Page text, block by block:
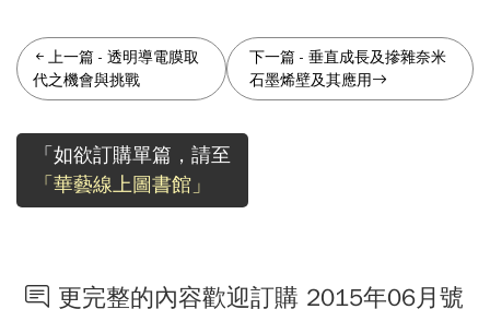
上一篇 - 透明導電膜取
代之機會與挑戰
下一篇- 垂直成長及摻雜奈米
石墨烯壁及其應用
「如欲訂購單篇，請至
「華藝線上圖書館」
更完整的內容歡迎訂購 2015年06月號